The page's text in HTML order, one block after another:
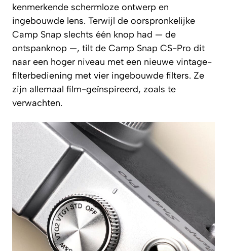
kenmerkende schermloze ontwerp en
ingebouwde lens. Terwijl de oorspronkelijke
Camp Snap slechts één knop had — de
ontspanknop —, tilt de Camp Snap CS-Pro dit
naar een hoger niveau met een nieuwe vintage-
filterbediening met vier ingebouwde filters. Ze
zijn allemaal film-geïnspireerd, zoals te
verwachten.